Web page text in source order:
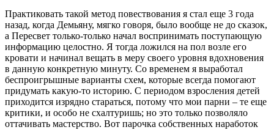
Практиковать такой метод повествования я стал еще 3 года
назад, когда Демьяну, мягко говоря, было вообще не до сказок,
а Пересвет только-только начал воспринимать поступающую
информацию целостно. Я тогда ложился на пол возле его
кровати и начинал вещать в меру своего уровня вдохновения
в данную конкретную минуту. Со временем я выработал
беспроигрышные варианты схем, которые всегда помогают
придумать какую-то историю. С периодом взросления детей
приходится изрядно стараться, потому что мои парни – те еще
критики, и особо не схалтуришь; но это только позволяло
оттачивать мастерство. Вот парочка собственных наработок